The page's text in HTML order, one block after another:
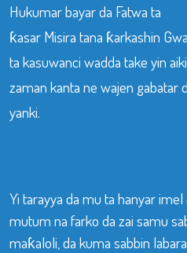
Hukumar bayar da Fatwa ta
ƙasar Misira tana ƙarkashin
ta kasuwanci wadda take yin
zaman kanta ne wajen gabatar
yanki.
Yi tarayya da mu ta hanyar
mutum na farko da zai samu
maƙaloli, da kuma sabbin